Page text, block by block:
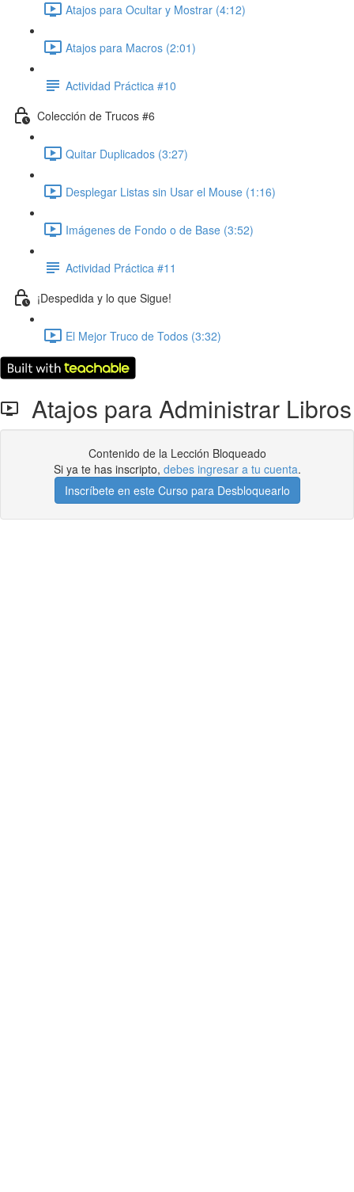
Atajos para Ocultar y Mostrar (4:12)
Atajos para Macros (2:01)
Actividad Práctica #10
Colección de Trucos #6
Quitar Duplicados (3:27)
Desplegar Listas sin Usar el Mouse (1:16)
Imágenes de Fondo o de Base (3:52)
Actividad Práctica #11
¡Despedida y lo que Sigue!
El Mejor Truco de Todos (3:32)
Atajos para Administrar Libros
Contenido de la Lección Bloqueado
Si ya te has inscripto, debes ingresar a tu cuenta.
Inscríbete en este Curso para Desbloquearlo